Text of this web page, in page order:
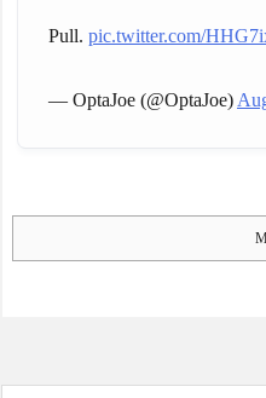
神社行きます」←これ
韓国人「最近の東京の建
ルで逮捕ｗｗｗ NEW!
Pull. pic.twitter.com/
— OptaJoe (@OptaJoe)